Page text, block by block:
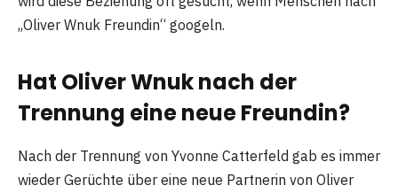
„Oliver Wnuk Freundin“ googeln.
Hat Oliver Wnuk nach der
Trennung eine neue Freundin?
Nach der Trennung von Yvonne Catterfeld gab es immer
wieder Gerüchte über eine neue Partnerin von Oliver